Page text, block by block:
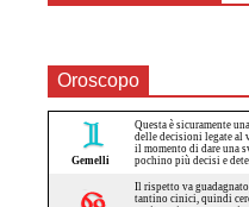
Oroscopo